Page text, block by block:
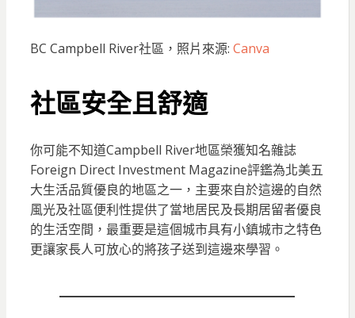
BC Campbell River社區，照片來源: Canva
社區安全且舒適
你可能不知道Campbell River地區榮獲知名雜誌
Foreign Direct Investment Magazine評鑑為北美五
大生活品質優良的地區之一，主要來自於這邊的自然
風光及社區便利性提供了當地居民及長期居留者優良
的生活空間，最重要是這個城市具有小鎮城市之特色
更讓家長人可放心的將孩子送到這邊來學習。